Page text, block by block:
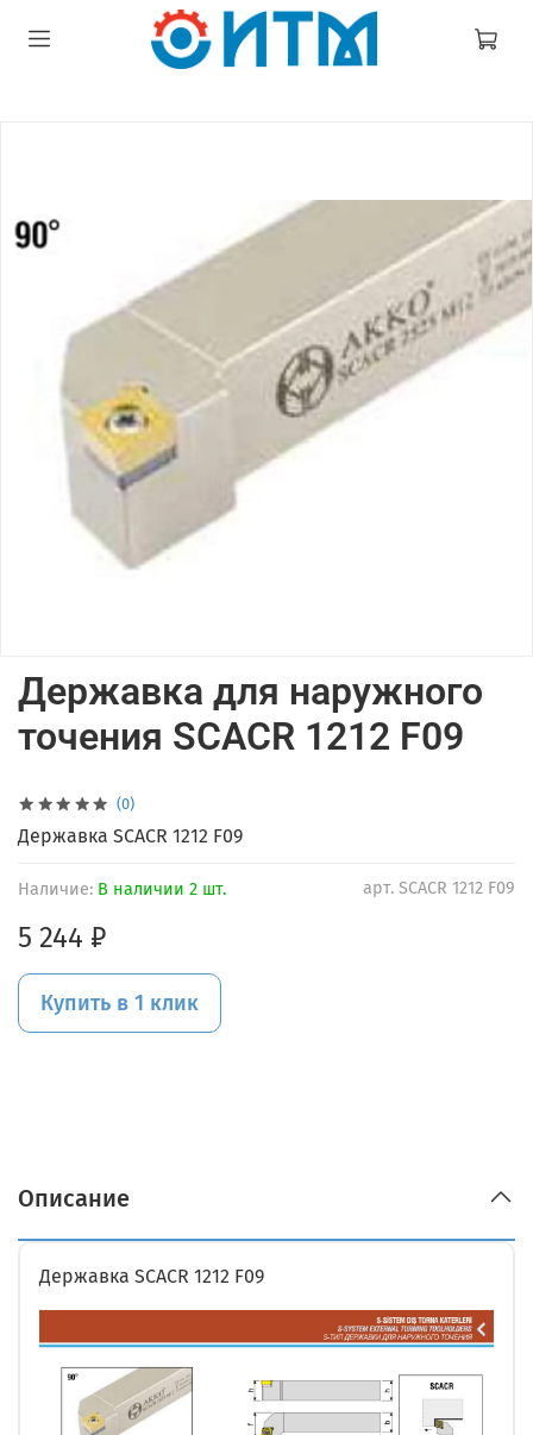
(0)
арт. SCACR 1212 F09
Наличие: В наличии 2 шт.
Державка для наружного
точения SCACR 1212 F09
5 244 ₽
Купить в 1 клик
Державка SCACR 1212 F09
Описание
Державка SCACR 1212 F09